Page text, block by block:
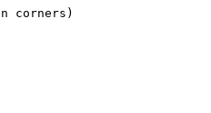
corners)